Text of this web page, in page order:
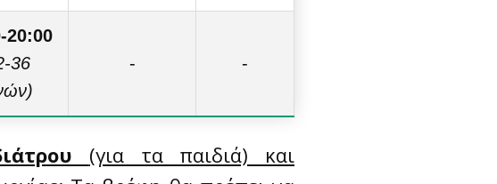
20:00
36
- -
(για τα παιδιά) και